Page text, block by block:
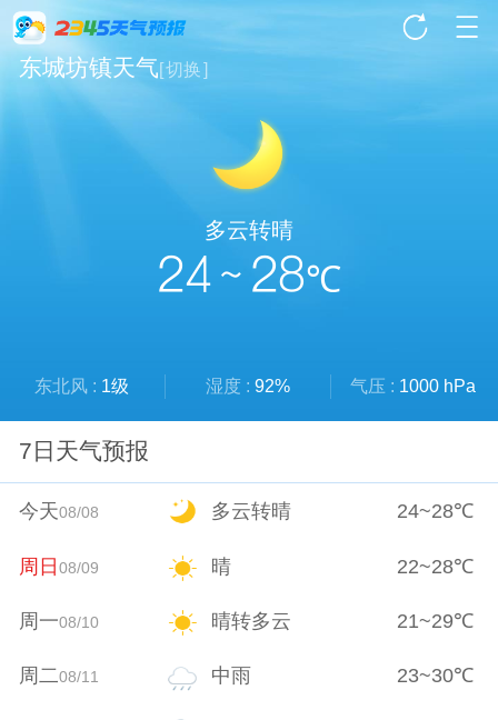
东城坊镇天气[切换]
多云转晴
24 ~ 28℃
东北风 : 1级 湿度 : 92% 气压 : 1000 hPa
7日天气预报
今天08/08 多云转晴 24~28℃
周日08/09 晴 22~28℃
周一08/10 晴转多云 21~29℃
周二08/11 中雨 23~30℃